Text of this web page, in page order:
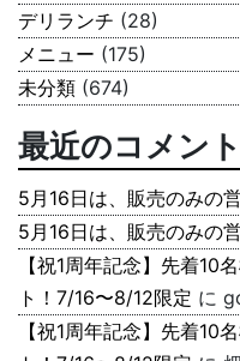
デリランチ (28)
メニュー (175)
未分類 (674)
最近のコメント
5月16日は、販売のみの営
5月16日は、販売のみの営
【祝1周年記念】先着10
ト！7/16〜8/12限定 に
【祝1周年記念】先着10